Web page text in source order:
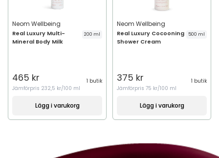
Neom Wellbeing
Real Luxury Multi-
Mineral Body Milk
200 ml
465 kr
1 butik
Jämförpris 232,5 kr/100 ml
Lägg i varukorg
Neom Wellbeing
Real Luxury Cocooning
Shower Cream
500 ml
375 kr
1 butik
Jämförpris 75 kr/100 ml
Lägg i varukorg